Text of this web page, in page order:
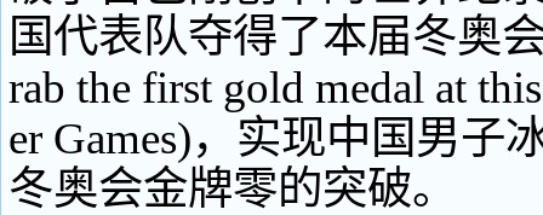
国代表队夺得了本届冬奥
rab the first gold medal at
er Games)，实现中国男子
冬奥会金牌零的突破。